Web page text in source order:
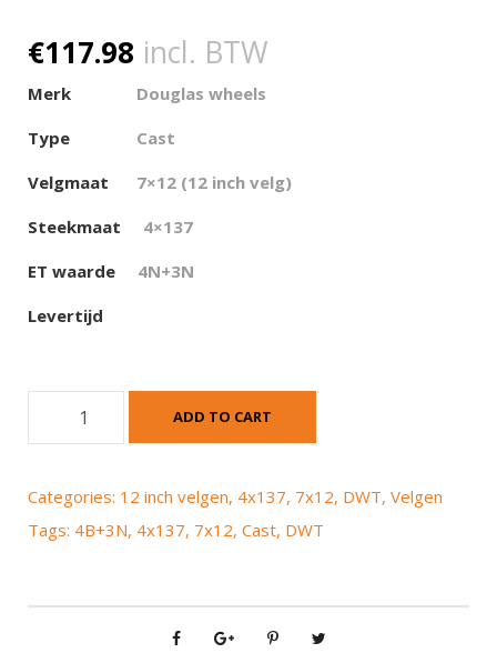
€117.98 incl. BTW
Merk
Douglas wheels
Type
Cast
Velgmaat
7×12 (12 inch velg)
Steekmaat
4×137
ET waarde
4N+3N
Levertijd
s
ADD TO CART
Categories: 12 inch velgen, 4x137, 7x12, DWT, Velgen
Tags: 4B+3N, 4x137, 7x12, Cast, DWT